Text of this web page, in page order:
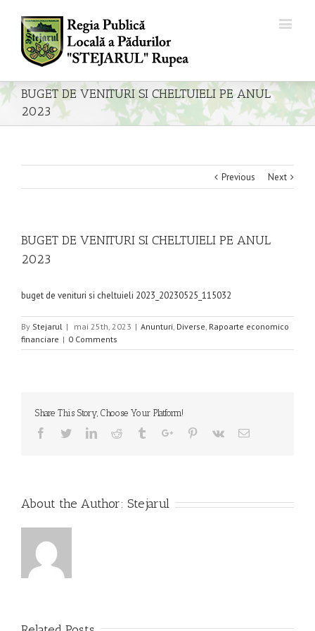
BUGET DE VENITURI SI CHELTUIELI PE ANUL
2023
Previous Next
BUGET DE VENITURI SI CHELTUIELI PE ANUL
2023
buget de venituri si cheltuieli 2023_20230525_115032
By Stejarul | mai 25th, 2023 | Anunturi, Diverse, Rapoarte economico
financiare | 0 Comments
Share This Story, Choose Your Platform!
Facebook
TwitterLinkedinReddit TumblrGoogle+Pinterest
Vk Email
About the Author: Stejarul